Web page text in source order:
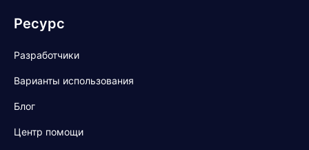
Ресурс
Разработчики
Варианты использования
Блог
Центр помощи